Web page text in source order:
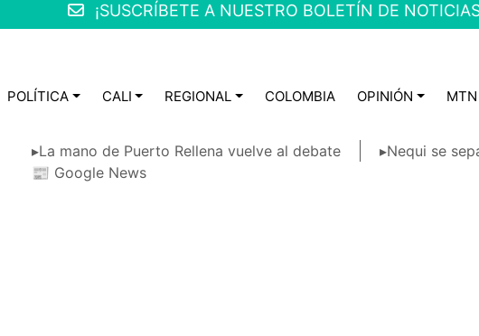
¡SUSCRÍBETE A NUESTRO BOLETÍN DE
POLÍTICA CALI REGIONAL COLOMBIA OPINIÓN MTN
▸La mano de Puerto Rellena vuelve al debate
▸Nequi se
📰 Google News